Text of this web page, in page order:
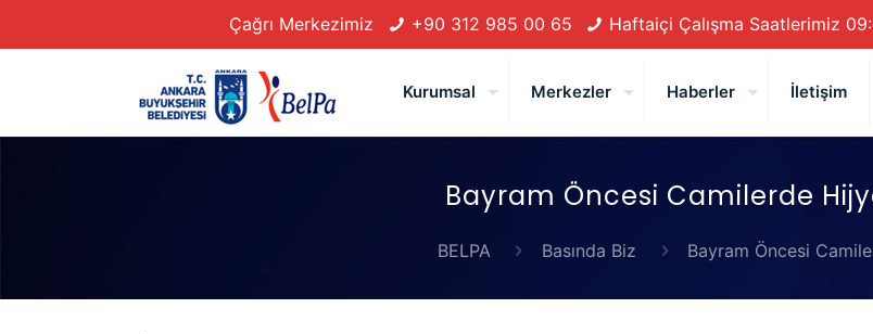
Çağrı Merkezimiz +90 312 985 00 65 Haftaiçi Çalışma Saatlerimiz
Kurumsal Merkezler Haberler İletişim
Bayram Öncesi Camilerde
BELPA Basında Biz Bayram Öncesi